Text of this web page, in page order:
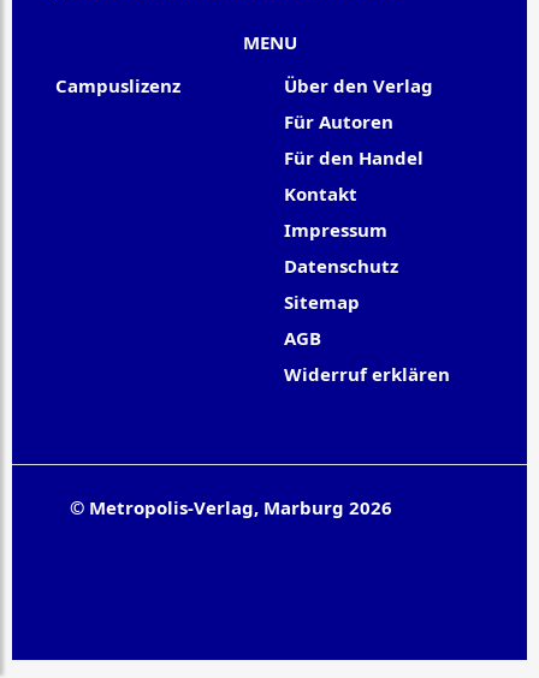
MENU
Campuslizenz
Über den Verlag
Für Autoren
Für den Handel
Kontakt
Impressum
Datenschutz
Sitemap
AGB
Widerruf erklären
© Metropolis-Verlag, Marburg 2026